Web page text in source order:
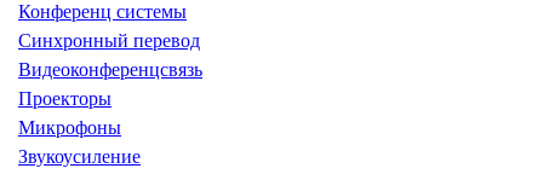
Конференц системы
Синхронный перевод
Видеоконференцсвязь
Проекторы
Микрофоны
Звукоусиление